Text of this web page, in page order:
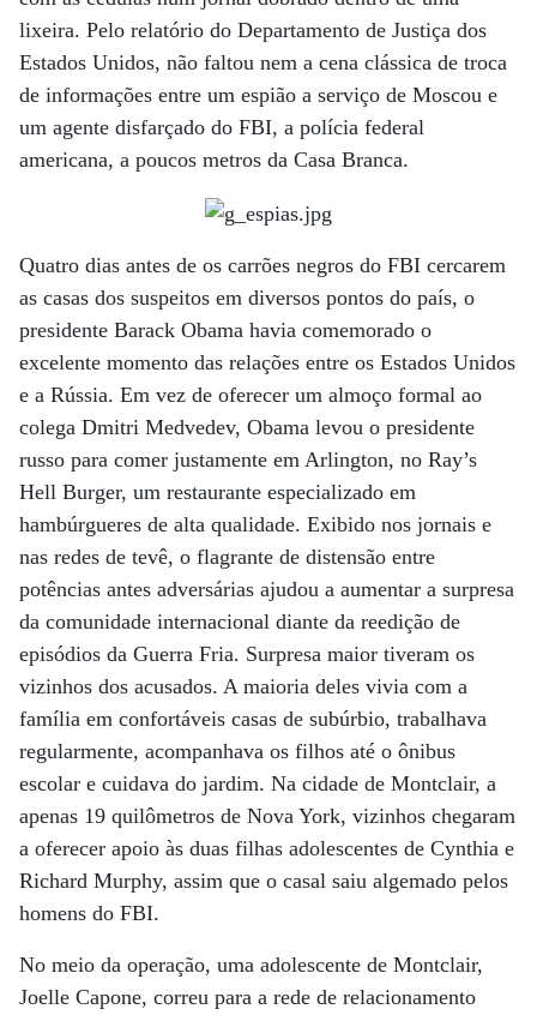
lixeira. Pelo relatório do Departamento de Justiça dos
Estados Unidos, não faltou nem a cena clássica de troca
de informações entre um espião a serviço de Moscou e
um agente disfarçado do FBI, a polícia federal
americana, a poucos metros da Casa Branca.
Quatro dias antes de os carrões negros do FBI cercarem
as casas dos suspeitos em diversos pontos do país, o
presidente Barack Obama havia comemorado o
excelente momento das relações entre os Estados Unidos
e a Rússia. Em vez de oferecer um almoço formal ao
colega Dmitri Medvedev, Obama levou o presidente
russo para comer justamente em Arlington, no Ray’s
Hell Burger, um restaurante especializado em
hambúrgueres de alta qualidade. Exibido nos jornais e
nas redes de tevê, o flagrante de distensão entre
potências antes adversárias ajudou a aumentar a surpresa
da comunidade internacional diante da reedição de
episódios da Guerra Fria. Surpresa maior tiveram os
vizinhos dos acusados. A maioria deles vivia com a
família em confortáveis casas de subúrbio, trabalhava
regularmente, acompanhava os filhos até o ônibus
escolar e cuidava do jardim. Na cidade de Montclair, a
apenas 19 quilômetros de Nova York, vizinhos chegaram
a oferecer apoio às duas filhas adolescentes de Cynthia e
Richard Murphy, assim que o casal saiu algemado pelos
homens do FBI.
No meio da operação, uma adolescente de Montclair,
Joelle Capone, correu para a rede de relacionamento